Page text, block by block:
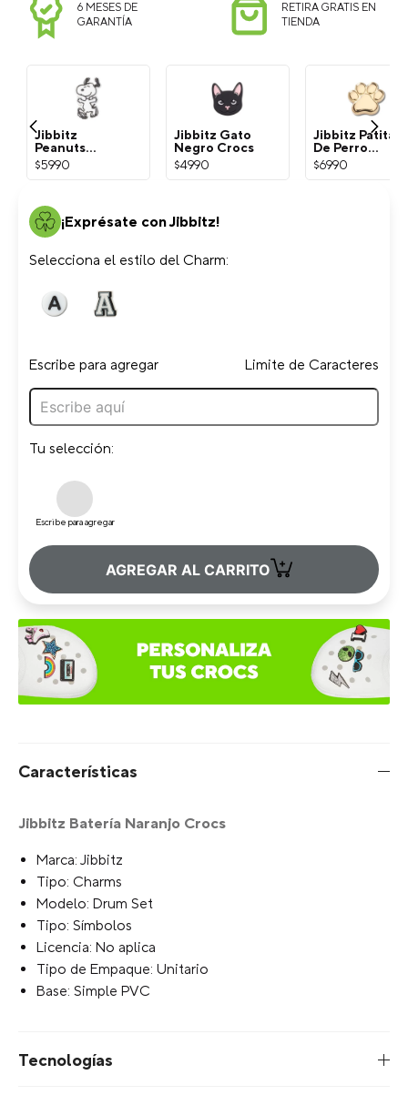
6 MESES DE
GARANTÍA
RETIRA GRATIS EN
TIENDA
Jibbitz
Peanuts
Snoopy
Blanco Crocs
$5990
Jibbitz Gato
Negro Crocs
$4990
Jibbitz Patita
De Perro
Dorada Crocs
$6990
¡Exprésate con Jibbitz!
Selecciona el estilo del Charm:
Escribe para agregar Limite de Caracteres
Tu selección:
Escribe para agregar
AGREGAR AL CARRITO +
Características
Jibbitz Batería Naranjo Crocs
Marca: Jibbitz
Tipo: Charms
Modelo: Drum Set
Tipo: Símbolos
Licencia: No aplica
Tipo de Empaque: Unitario
Base: Simple PVC
Tecnologías